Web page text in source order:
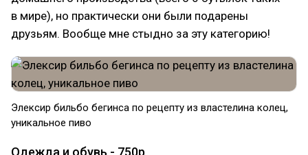
в мире), но практически они были подарены
друзьям. Вообще мне стыдно за эту категорию!
Элексир бильбо бегинса по рецепту из властелина колец,
уникальное пиво
Одежда и обувь - 750р